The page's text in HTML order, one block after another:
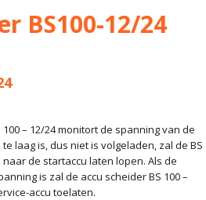
BS100-12/24
– 12/24 monitort de spanning van de
laag is, dus niet is volgeladen, zal de BS
de startaccu laten lopen. Als de
is zal de accu scheider BS 100 –
accu toelaten.